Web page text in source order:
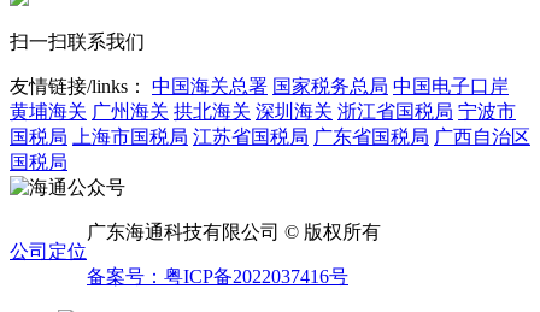
扫一扫联系我们
友情链接/links： 中国海关总署 国家税务总局 中国电子口岸
黄埔海关 广州海关 拱北海关 深圳海关 浙江省国税局 宁波市
国税局
上海市国税局 江苏省国税局 广东省国税局 广西自治区
国税局
公司定位
广东海通科技有限公司 © 版权所有
备案号：粤ICP备2022037416号